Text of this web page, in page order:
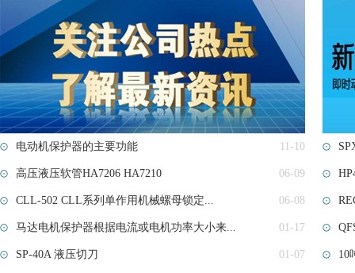
电动机保护器的主要功能 11-10
高压液压软管HA7206 HA7210 06-09
CLL-502 CLL系列单作用机械螺母锁定... 06-08
马达电机保护器根据电流或电机功率大小来... 01-17
SP-40A 液压切刀 01-07 10